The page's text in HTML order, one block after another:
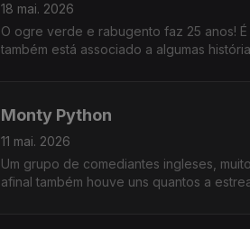
18 mai. 2026
O ogre verde e rabugento faz 25 anos!
também está associado a algumas
Monty Python
11 mai. 2026
Um grupo de comediantes ingleses,
afinal também houve uns quantos a